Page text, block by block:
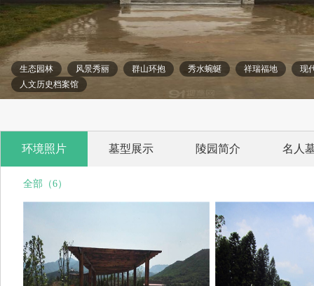
生态园林 风景秀丽 群山环抱 秀水蜿蜒 祥瑞福地
现
人文历史档案馆
环境照片 墓型展示 陵园简介 名人
全部（6）